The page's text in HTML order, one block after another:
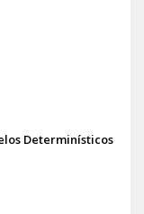
Determinísticos